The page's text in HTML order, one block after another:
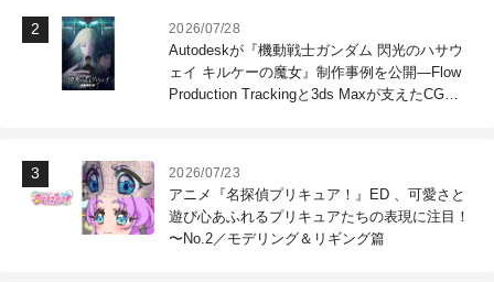
2026/07/28
Autodeskが『機動戦士ガンダム 閃光のハサウ
ェイ キルケーの魔女』制作事例を公開―Flow
Production Trackingと3ds Maxが支えたCG制
2026/07/23
アニメ『名探偵プリキュア！』ED 、可愛さと
遊び心あふれるプリキュアたちの表現に注目！
〜No.2／モデリング＆リギング篇